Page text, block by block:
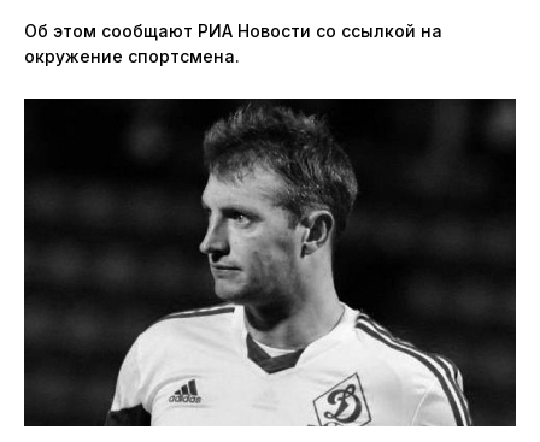
Об этом сообщают РИА Новости со ссылкой на
окружение спортсмена.